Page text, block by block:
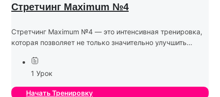
Стретчинг Maximum №4
Стретчинг Maximum №4 — это интенсивная тренировка,
которая позволяет не только значительно улучшить
программе используются сложные и продолжительные
растяжки, а также...
1 Урок
Начать Тренировку